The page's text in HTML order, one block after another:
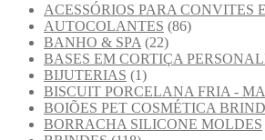
ACESSÓRIOS PARA CONVITES
AUTOCOLANTES (86)
BANHO & SPA (22)
BASES EM CORTIÇA
BIJUTERIAS (1)
BISCUIT PORCELANA FRIA -
BOIÕES PET COSMÉTICA
BORRACHA SILICONE MOLDES